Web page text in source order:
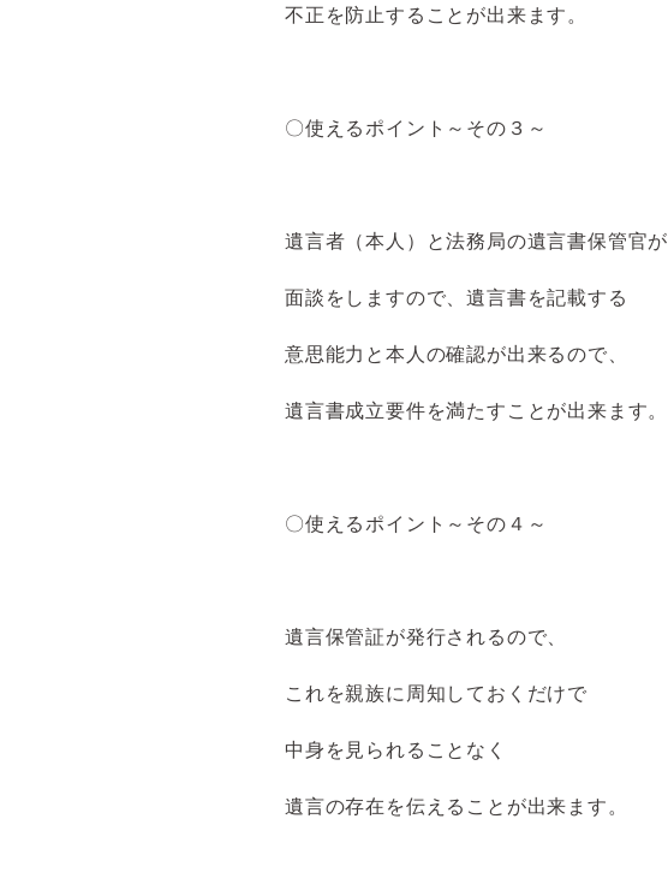
不正を防止することが出来ます。
〇使えるポイント～その３～
遺言者（本人）と法務局の遺言書保管官が
面談をしますので、遺言書を記載する
意思能力と本人の確認が出来るので、
遺言書成立要件を満たすことが出来ます。
〇使えるポイント～その４～
遺言保管証が発行されるので、
これを親族に周知しておくだけで
中身を見られることなく
遺言の存在を伝えることが出来ます。